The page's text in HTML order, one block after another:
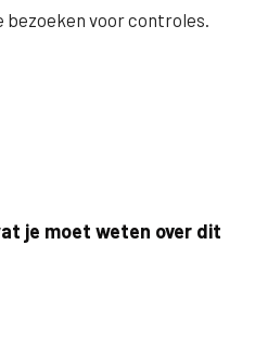
voor controles.
je moet weten over dit